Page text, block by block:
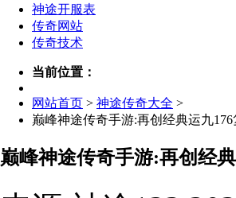
神途开服表
传奇网站
传奇技术
当前位置：
网站首页 > 神途传奇大全 >
巅峰神途传奇手游:再创经典运九
巅峰神途传奇手游:再创经